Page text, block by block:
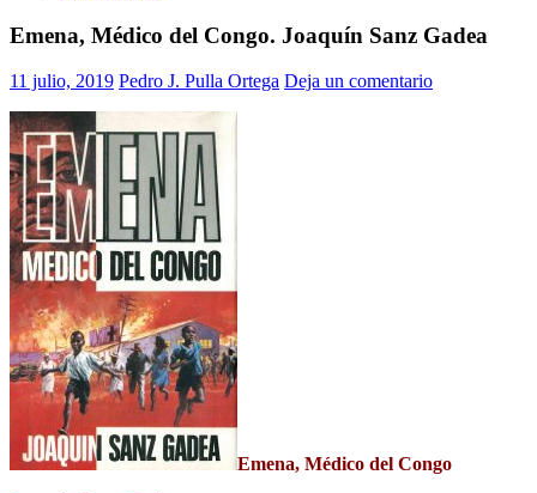
Emena, Médico del Congo. Joaquín Sanz Gadea
11 julio, 2019 Pedro J. Pulla Ortega Deja un comentario
Emena, Médico del Congo